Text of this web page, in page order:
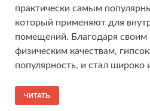
практически самым
который применяют для
помещений. Благодаря своим
физическим качествам,
популярность, и стал широко
ЧИТАТЬ